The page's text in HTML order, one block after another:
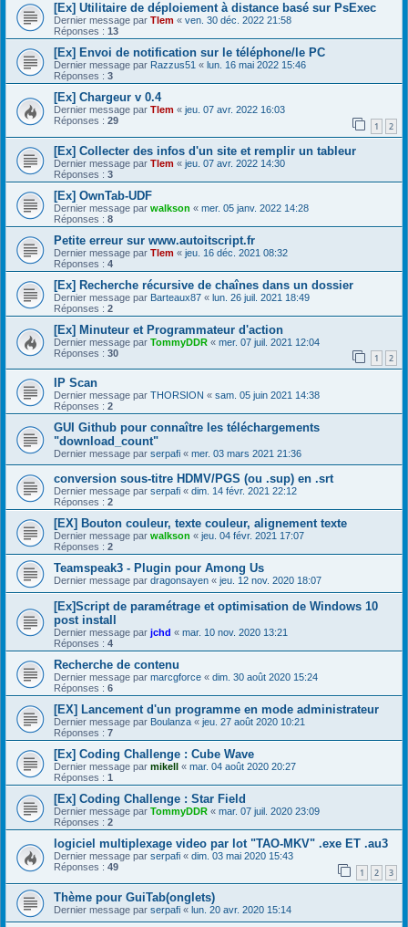
[Ex] Utilitaire de déploiement à distance basé sur PsExec
Dernier message par Tlem « ven. 30 déc. 2022 21:58
Réponses : 13
[Ex] Envoi de notification sur le téléphone/le PC
Dernier message par Razzus51 « lun. 16 mai 2022 15:46
Réponses : 3
[Ex] Chargeur v 0.4
Dernier message par Tlem « jeu. 07 avr. 2022 16:03
Réponses : 29 1 2
[Ex] Collecter des infos d'un site et remplir un tableur
Dernier message par Tlem « jeu. 07 avr. 2022 14:30
Réponses : 3
[Ex] OwnTab-UDF
Dernier message par walkson « mer. 05 janv. 2022 14:28
Réponses : 8
Petite erreur sur www.autoitscript.fr
Dernier message par Tlem « jeu. 16 déc. 2021 08:32
Réponses : 4
[Ex] Recherche récursive de chaînes dans un dossier
Dernier message par Barteaux87 « lun. 26 juil. 2021 18:49
Réponses : 2
[Ex] Minuteur et Programmateur d'action
Dernier message par TommyDDR « mer. 07 juil. 2021 12:04
Réponses : 30 1 2
IP Scan
Dernier message par THORSION « sam. 05 juin 2021 14:38
Réponses : 2
GUI Github pour connaître les téléchargements
"download_count"
Dernier message par serpafi « mer. 03 mars 2021 21:36
conversion sous-titre HDMV/PGS (ou .sup) en .srt
Dernier message par serpafi « dim. 14 févr. 2021 22:12
Réponses : 2
[EX] Bouton couleur, texte couleur, alignement texte
Dernier message par walkson « jeu. 04 févr. 2021 17:07
Réponses : 2
Teamspeak3 - Plugin pour Among Us
Dernier message par dragonsayen « jeu. 12 nov. 2020 18:07
[Ex]Script de paramétrage et optimisation de Windows 10
post install
Dernier message par jchd « mar. 10 nov. 2020 13:21
Réponses : 4
Recherche de contenu
Dernier message par marcgforce « dim. 30 août 2020 15:24
Réponses : 6
[EX] Lancement d'un programme en mode administrateur
Dernier message par Boulanza « jeu. 27 août 2020 10:21
Réponses : 7
[Ex] Coding Challenge : Cube Wave
Dernier message par mikell « mar. 04 août 2020 20:27
Réponses : 1
[Ex] Coding Challenge : Star Field
Dernier message par TommyDDR « mar. 07 juil. 2020 23:09
Réponses : 2
logiciel multiplexage video par lot "TAO-MKV" .exe ET .au3
Dernier message par serpafi « dim. 03 mai 2020 15:43
Réponses : 49 1 2 3
Thème pour GuiTab(onglets)
Dernier message par serpafi « lun. 20 avr. 2020 15:14